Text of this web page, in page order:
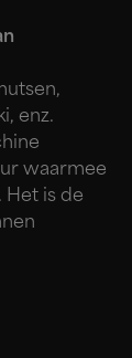
enz.
waarmee
Het is de